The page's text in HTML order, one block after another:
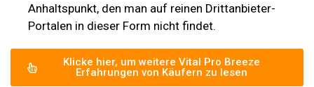
Anhaltspunkt, den man auf reinen Drittanbieter-
Portalen in dieser Form nicht findet.
Klicke hier, um weitere Vital Pro Breeze
Erfahrungen von Käufern zu lesen